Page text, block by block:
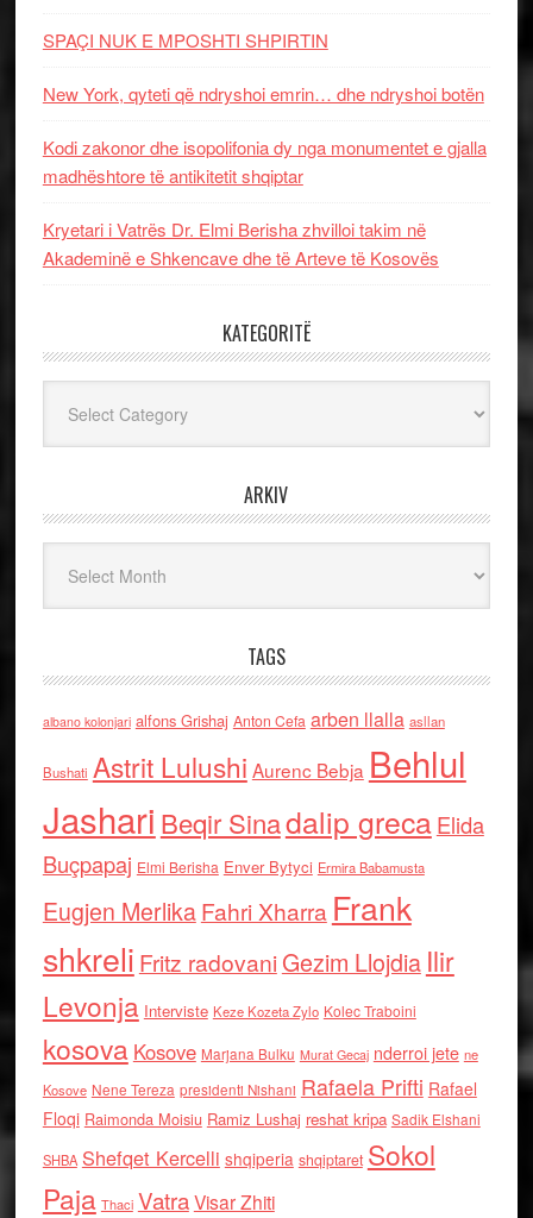
SPAÇI NUK E MPOSHTI SHPIRTIN
New York, qyteti që ndryshoi emrin… dhe ndryshoi botën
Kodi zakonor dhe isopolifonia dy nga monumentet e gjalla
madhështore të antikitetit shqiptar
Kryetari i Vatrës Dr. Elmi Berisha zhvilloi takim në
Akademinë e Shkencave dhe të Arteve të Kosovës
KATEGORITË
ARKIV
TAGS
albano kolonjari alfons Grishaj Anton Cefa arben llalla asllan
Bushati Astrit Lulushi Aurenc Bebja Behlul
Jashari Beqir Sinadalip grecaElida
Buçpapaj Elmi Berisha Enver Bytyci Ermira Babamusta
Eugjen MerlikaFahri Xharra Frank
shkreli Fritz radovaniGezim Llojdia Ilir
Levonja Interviste Keze Kozeta Zylo Kolec Traboini
kosova Kosove Marjana Bulku Murat Gecaj nderroi jete ne
Kosove Nene Tereza presidenti Nishani Rafaela Prifti Rafael
Floqi Raimonda Moisiu Ramiz Lushaj reshat kripa Sadik Elshani
SHBA Shefqet Kercelli shqiperia shqiptaret Sokol
Paja Thaci VatraVisar Zhiti